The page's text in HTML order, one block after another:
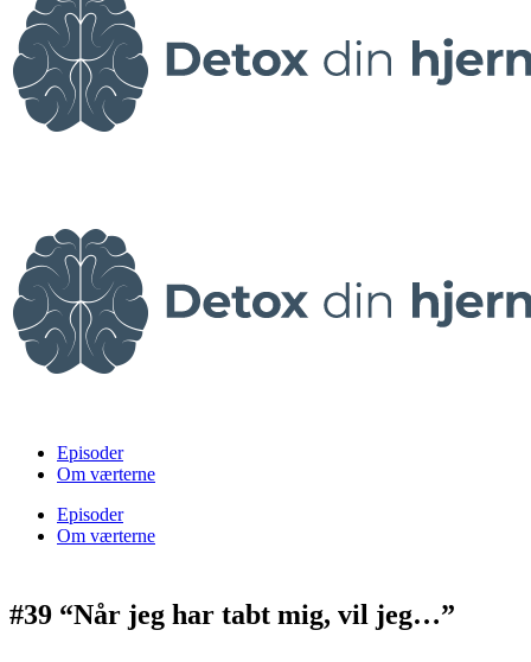
Episoder
Om værterne
Episoder
Om værterne
#39 “Når jeg har tabt mig, vil jeg…”